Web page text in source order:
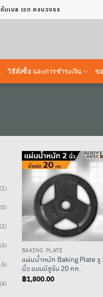
มเบล เวท ครบวงจร
วิธีสั่งซื้อ และการชำระเงิน ข
(1)
(2)
(4)
BAKING PLATE
แผ่นน้ำหนัก Baking Plate รู
นิ้ว แบบมีรูจับ 20 กก.
฿1,800.00